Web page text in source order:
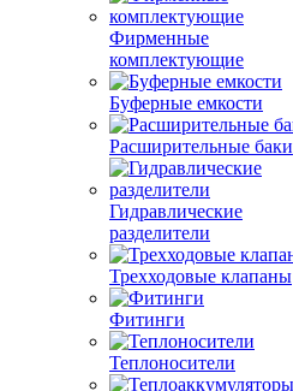
Фирменные
комплектующие
Буферные емкости
Расширительные баки
Гидравлические
разделители
Трехходовые клапаны
Фитинги
Теплоносители